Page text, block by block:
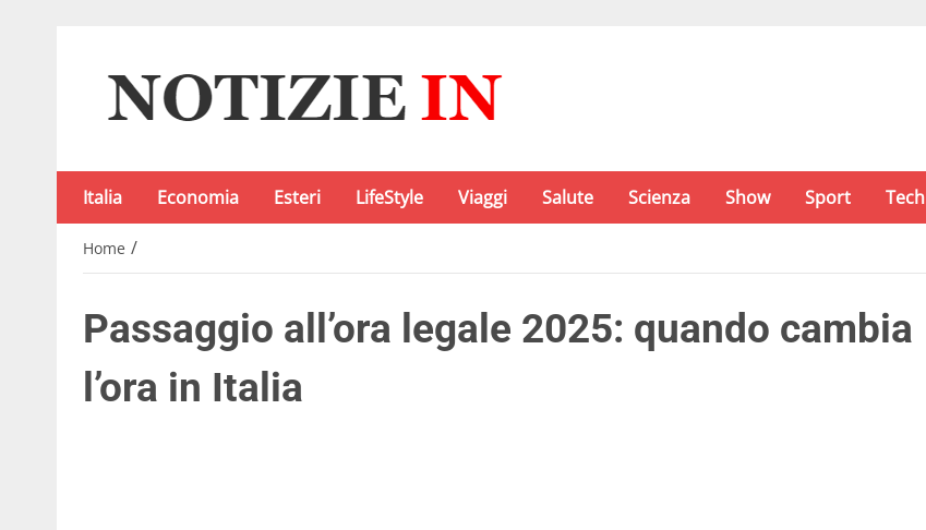
Italia Economia Esteri LifeStyle Viaggi Salute Scienza Show Sport Tech
Home /
Passaggio all’ora legale 2025: quando cambia
l’ora in Italia